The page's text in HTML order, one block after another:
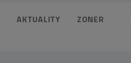
AKTUALITY ZONER